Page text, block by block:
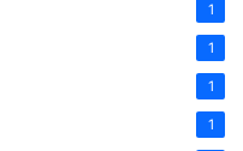
1
1
1
1